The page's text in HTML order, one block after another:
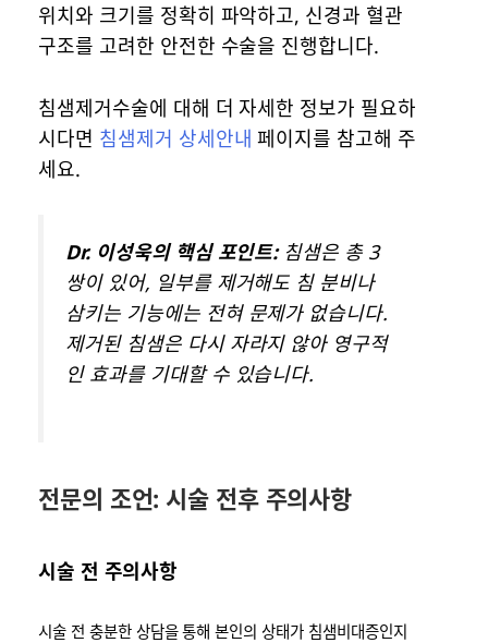
위치와 크기를 정확히 파악하고, 신경과 혈관
구조를 고려한 안전한 수술을 진행합니다.
침샘제거수술에 대해 더 자세한 정보가 필요하
시다면 침샘제거 상세안내 페이지를 참고해 주
세요.
Dr. 이성욱의 핵심 포인트:침샘은 총 3
쌍이 있어, 일부를 제거해도 침 분비나
삼키는 기능에는 전혀 문제가 없습니다.
제거된 침샘은 다시 자라지 않아 영구적
인 효과를 기대할 수 있습니다.
전문의 조언: 시술 전후 주의사항
시술 전 주의사항
시술 전 충분한 상담을 통해 본인의 상태가 침샘비대증인지